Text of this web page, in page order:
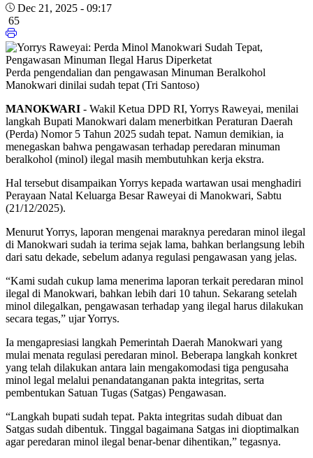
Dec 21, 2025 - 09:17
65
Perda pengendalian dan pengawasan Minuman Beralkohol
Manokwari dinilai sudah tepat (Tri Santoso)
MANOKWARI - Wakil Ketua DPD RI, Yorrys Raweyai, menilai
langkah Bupati Manokwari dalam menerbitkan Peraturan Daerah
(Perda) Nomor 5 Tahun 2025 sudah tepat. Namun demikian, ia
menegaskan bahwa pengawasan terhadap peredaran minuman
beralkohol (minol) ilegal masih membutuhkan kerja ekstra.
Hal tersebut disampaikan Yorrys kepada wartawan usai menghadiri
Perayaan Natal Keluarga Besar Raweyai di Manokwari, Sabtu
(21/12/2025).
Menurut Yorrys, laporan mengenai maraknya peredaran minol ilegal
di Manokwari sudah ia terima sejak lama, bahkan berlangsung lebih
dari satu dekade, sebelum adanya regulasi pengawasan yang jelas.
“Kami sudah cukup lama menerima laporan terkait peredaran minol
ilegal di Manokwari, bahkan lebih dari 10 tahun. Sekarang setelah
minol dilegalkan, pengawasan terhadap yang ilegal harus dilakukan
secara tegas,” ujar Yorrys.
Ia mengapresiasi langkah Pemerintah Daerah Manokwari yang
mulai menata regulasi peredaran minol. Beberapa langkah konkret
yang telah dilakukan antara lain mengakomodasi tiga pengusaha
minol legal melalui penandatanganan pakta integritas, serta
pembentukan Satuan Tugas (Satgas) Pengawasan.
“Langkah bupati sudah tepat. Pakta integritas sudah dibuat dan
Satgas sudah dibentuk. Tinggal bagaimana Satgas ini dioptimalkan
agar peredaran minol ilegal benar-benar dihentikan,” tegasnya.